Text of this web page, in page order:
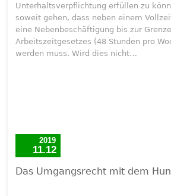
Unterhaltsverpflichtung erfüllen zu
soweit gehen, dass neben einem
eine Nebenbeschäftigung bis zur
Arbeitszeitgesetzes (48 Stunden pro
werden muss. Wird dies nicht…
2019
11.12
Das Umgangsrecht mit dem